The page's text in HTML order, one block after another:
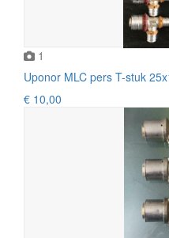
1
Uponor MLC pers T-stuk
€ 10,00